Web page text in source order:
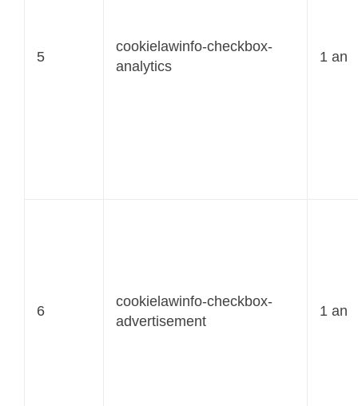
5
cookielawinfo-checkbox-
analytics
1 an
6
cookielawinfo-checkbox-
advertisement
1 an